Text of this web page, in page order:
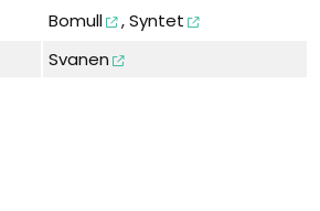
Bomull ,Syntet
Svanen